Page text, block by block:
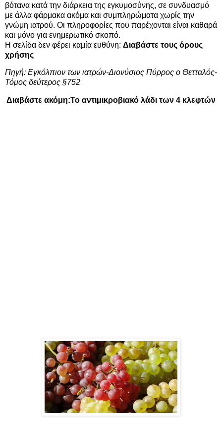
βότανα κατά την διάρκεια της εγκυμοσύνης, σε συνδυασμό
με άλλα φάρμακα ακόμα και συμπληρώματα χωρίς την
γνώμη ιατρού. Οι πληροφορίες που παρέχονται είναι καθαρά
και μόνο για ενημερωτικό σκοπό.
Η σελίδα δεν φέρει καμία ευθύνη: Διαβάστε τους όρους
χρήσης
Πηγή: Εγκόλπιον των ιατρών-Διονύσιος Πύρρος ο Θετταλός-
Τόμος δεύτερος §752
Διαβάστε ακόμη:Το αντιμικροβιακό λάδι των 4 κλεφτών